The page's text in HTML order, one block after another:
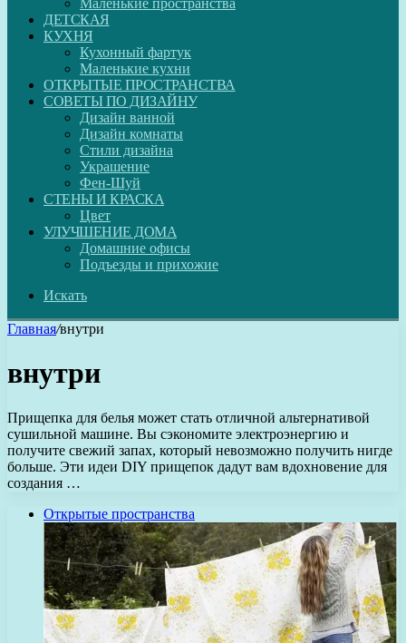
Маленькие пространства
ДЕТСКАЯ
КУХНЯ
Кухонный фартук
Маленькие кухни
ОТКРЫТЫЕ ПРОСТРАНСТВА
СОВЕТЫ ПО ДИЗАЙНУ
Дизайн ванной
Дизайн комнаты
Стили дизайна
Украшение
Фен-Шуй
СТЕНЫ И КРАСКА
Цвет
УЛУЧШЕНИЕ ДОМА
Домашние офисы
Подъезды и прихожие
Искать
Главная/внутри
внутри
Прищепка для белья может стать отличной альтернативой
сушильной машине. Вы сэкономите электроэнергию и
получите свежий запах, который невозможно получить нигде
больше. Эти идеи DIY прищепок дадут вам вдохновение для
создания …
Открытые пространства